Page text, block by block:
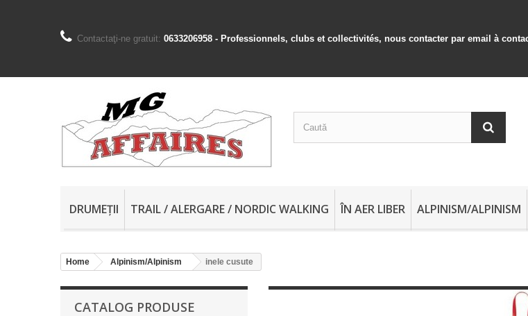
Contactaţi-ne gratuit: 0633206958 - Professionnels, clubs et collectivités, nous contacter par email à
DRUMEȚII TRAIL / ALERGARE / NORDIC WALKING ÎN AER LIBER ALPINISM/ALPINISM
Home Alpinism/Alpinism inele cusute
CATALOG PRODUSE